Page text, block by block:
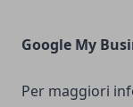
Google My
Per maggiori